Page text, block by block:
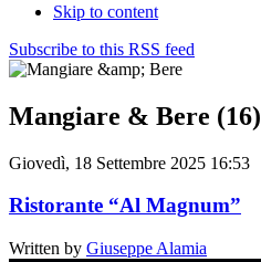
Skip to content
Subscribe to this RSS feed
Mangiare & Bere (16)
Giovedì, 18 Settembre 2025 16:53
Ristorante “Al Magnum”
Written by Giuseppe Alamia